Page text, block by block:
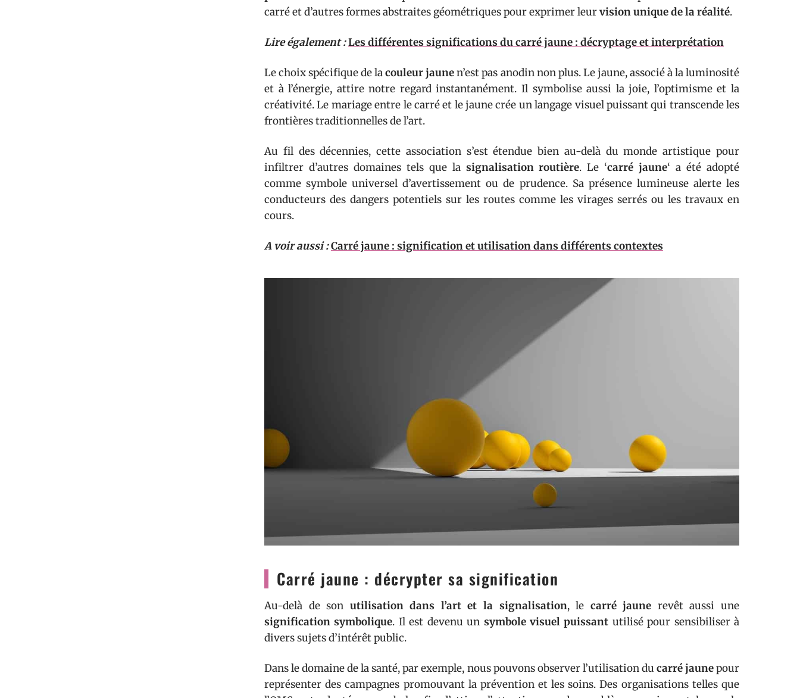
carré et d’autres formes abstraites géométriques pour exprimer leurvision unique de la réalité.
Lire également :Les différentes significations du carré jaune : décryptage et interprétation
Le choix spécifique de lacouleur jaunen’est pas anodin non plus. Le jaune, associé à la luminosité
et à l’énergie, attire notre regard instantanément. Il symbolise aussi la joie, l’optimisme et la
créativité. Le mariage entre le carré et le jaune crée un langage visuel puissant qui transcende les
frontières traditionnelles de l’art.
Au fil des décennies, cette association s’est étendue bien au-delà du monde artistique pour
infiltrer d’autres domaines tels que la signalisation routière. Le ‘carré jaune‘ a été adopté
comme symbole universel d’avertissement ou de prudence. Sa présence lumineuse alerte les
conducteurs des dangers potentiels sur les routes comme les virages serrés ou les travaux en
cours.
A voir aussi :Carré jaune : signification et utilisation dans différents contextes
Carré jaune : décrypter sa signification
Au-delà de son utilisation dans l’art et la signalisation, le carré jaune revêt aussi une
signification symbolique. Il est devenu un symbole visuel puissant utilisé pour sensibiliser à
divers sujets d’intérêt public.
Dans le domaine de la santé, par exemple, nous pouvons observer l’utilisation du carré jaunepour
représenter des campagnes promouvant la prévention et les soins. Des organisations telles que